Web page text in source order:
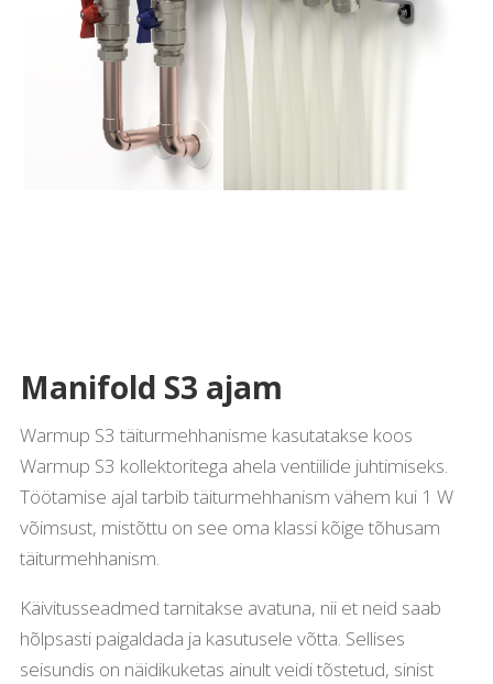
Manifold S3 ajam
Warmup S3 täiturmehhanisme kasutatakse koos
Warmup S3 kollektoritega ahela ventiilide juhtimiseks.
Töötamise ajal tarbib täiturmehhanism vähem kui 1 W
võimsust, mistõttu on see oma klassi kõige tõhusam
täiturmehhanism.
Käivitusseadmed tarnitakse avatuna, nii et neid saab
hõlpsasti paigaldada ja kasutusele võtta. Sellises
seisundis on näidikuketas ainult veidi tõstetud, sinist